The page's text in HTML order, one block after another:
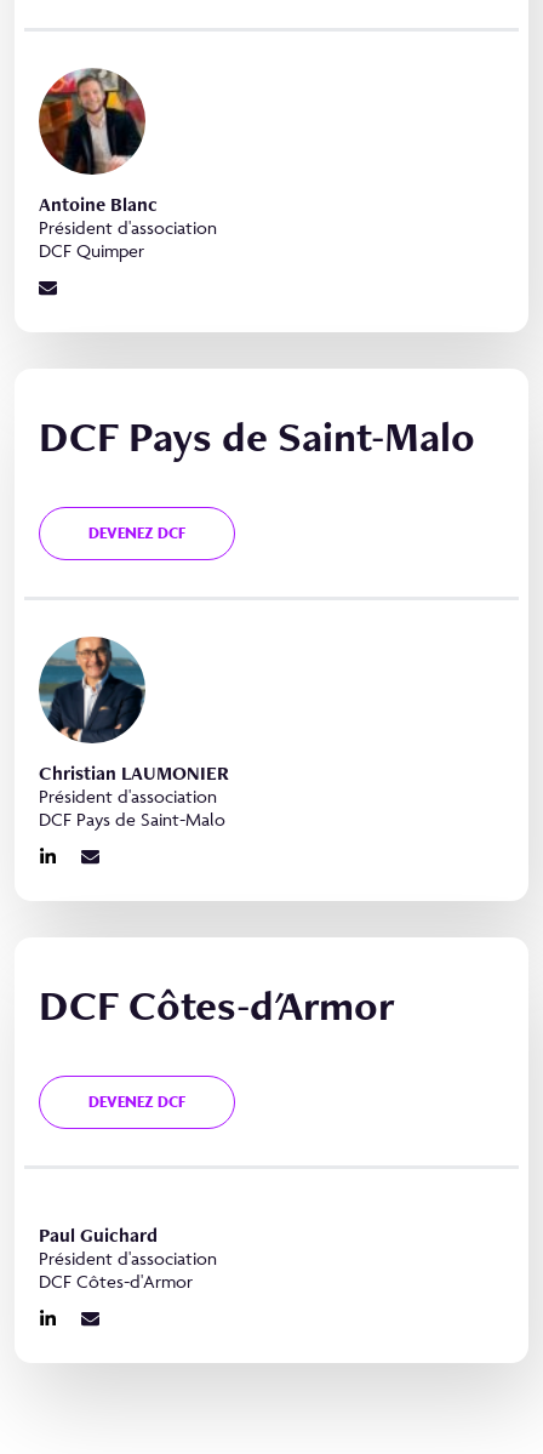
Antoine Blanc
Président d'association
DCF Quimper
DCF Pays de Saint-Malo
DEVENEZ DCF
Christian LAUMONIER
Président d'association
DCF Pays de Saint-Malo
DCF Côtes-d'Armor
DEVENEZ DCF
Paul Guichard
Président d'association
DCF Côtes-d'Armor